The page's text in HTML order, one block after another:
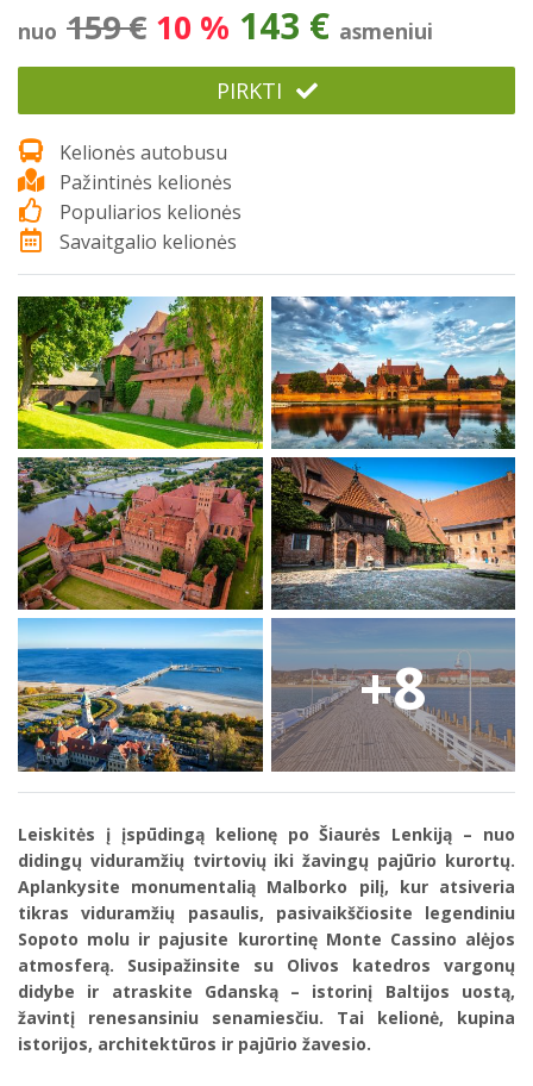
nuo 159 € 10 % 143 € asmeniui
PIRKTI
Kelionės autobusu
Pažintinės kelionės
Populiarios kelionės
Savaitgalio kelionės
+8
Leiskitės į įspūdingą kelionę po Šiaurės Lenkiją – nuo
didingų viduramžių tvirtovių iki žavingų pajūrio kurortų.
Aplankysite monumentalią Malborko pilį, kur atsiveria
tikras viduramžių pasaulis, pasivaikščiosite legendiniu
Sopoto molu ir pajusite kurortinę Monte Cassino alėjos
atmosferą. Susipažinsite su Olivos katedros vargonų
didybe ir atraskite Gdanską – istorinį Baltijos uostą,
žavintį renesansiniu senamiesčiu. Tai kelionė, kupina
istorijos, architektūros ir pajūrio žavesio.